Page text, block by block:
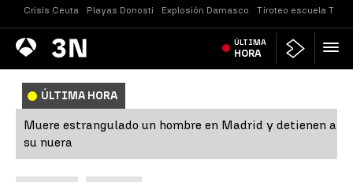
Crisis Ceuta Playas Donosti Explosión Damasco Tiroteo escuela
Antena
3 Noticias ÚLTIMA
HORA
ÚLTIMA HORA
Muere estrangulado un hombre en Madrid y detienen a
su nuera